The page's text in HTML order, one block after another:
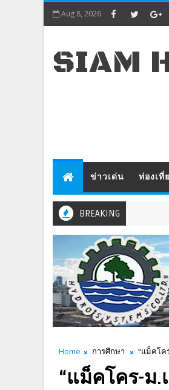
Aug 8, 2026
SIAM
ข่าวเด่น ท่องเที่
BREAKING
Home การศึกษา “แม็คโค
“แม็คโคร-ม.